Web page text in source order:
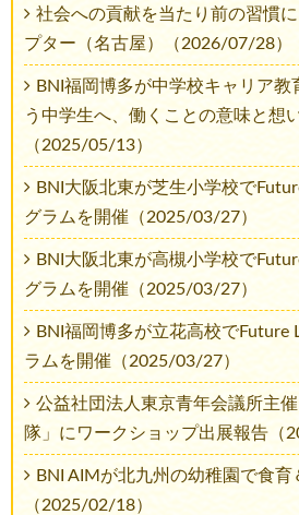
社会への貢献を当たり前の習慣
プター（名古屋）（2026/07/28）
BNI福岡博多が中学校キャリア教
う中学生へ、働くことの意味と想
（2025/05/13）
BNI大阪北東が芝生小学校で
グラムを開催（2025/03/27）
BNI大阪北東が高槻小学校で
グラムを開催（2025/03/27）
BNI福岡博多が立花高校でFuture
ラムを開催（2025/03/27）
公益社団法人東京青年会議所主
隊」にワークショップ出展報告（
BNI AIMが北九州の幼稚園で食
（2025/02/18）